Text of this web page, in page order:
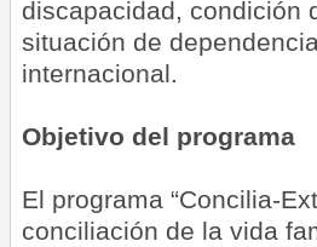
discapacidad, condición
situación de
internacional.
Objetivo del programa
El programa “Concilia-
conciliación de la vida